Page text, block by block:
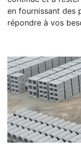
en fournissant des
répondre à vos